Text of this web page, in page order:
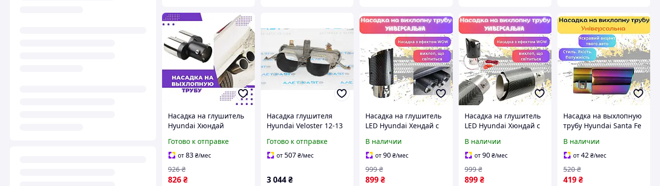
Насадка на глушитель
Hyundai Хюндай
хром
Готово к отправке
от83₴/мес
826₴
926 ₴
Насадка глушителя
Hyundai Veloster 12-13
Готово к отправке
от507₴/мес
3 044₴
Насадка на глушитель
LED Hyundai Хендай с
выхлоп Карбон
В наличии
от90₴/мес
899₴
999 ₴
Насадка на глушитель
LED Hyundai Хюндай с
выхлоп Карбон
В наличии
от90 ₴/мес
899 ₴
999 ₴
Насадка на выхлопную
трубу Hyundai Santa Fe
насадка на глушитель
хром
В наличии
от42₴/мес
419₴
520 ₴